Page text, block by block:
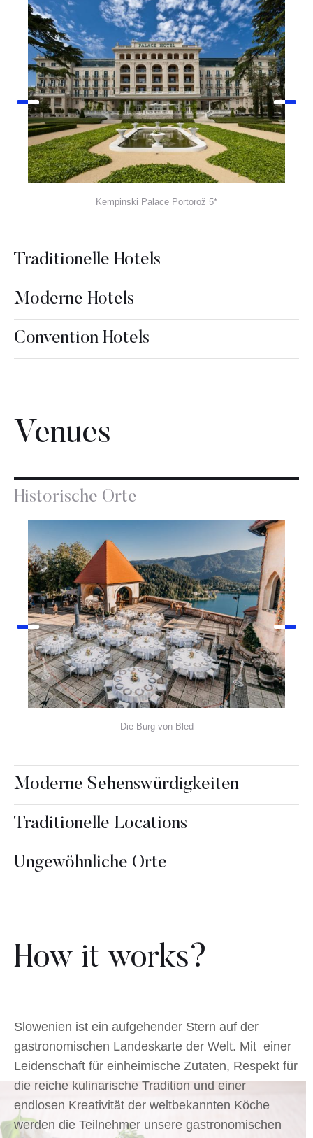
Kempinski Palace Portorož 5*
Traditionelle Hotels
Moderne Hotels
Convention Hotels
Venues
Historische Orte
Die Burg von Bled
Moderne Sehenswürdigkeiten
Traditionelle Locations
Ungewöhnliche Orte
How it works?
Slowenien ist ein aufgehender Stern auf der
gastronomischen Landeskarte der Welt. Mit einer
Leidenschaft für einheimische Zutaten, Respekt für
die reiche kulinarische Tradition und einer
endlosen Kreativität der weltbekannten Köche
werden die Teilnehmer unsere gastronomischen